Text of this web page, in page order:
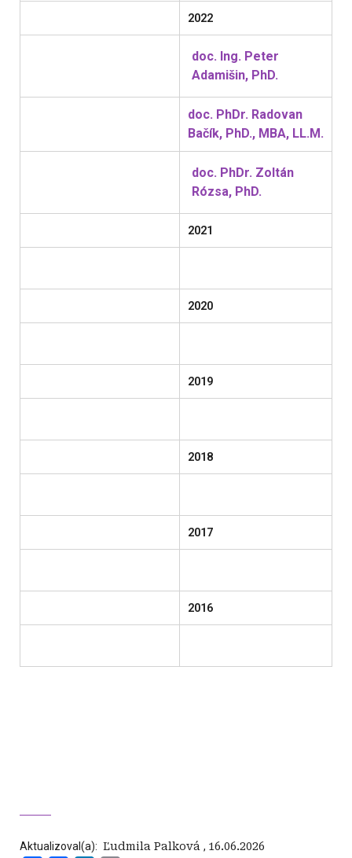
2022
doc. Ing. Peter
Adamišin, PhD.
doc. PhDr. Radovan
Bačík, PhD., MBA, LL.M.
doc. PhDr. Zoltán
Rózsa, PhD.
2021
2020
2019
2018
2017
2016
Aktualizoval(a): ‍ Ľudmila Palková , 16.06.2026